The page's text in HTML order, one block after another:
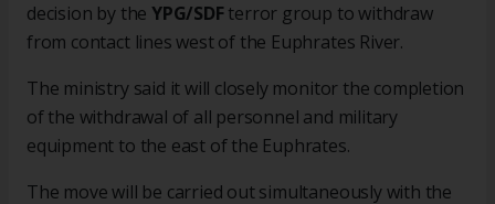
decision by the YPG/SDF terror group to withdraw
from contact lines west of the Euphrates River.
The ministry said it will closely monitor the completion
of the withdrawal of all personnel and military
equipment to the east of the Euphrates.
The move will be carried out simultaneously with the